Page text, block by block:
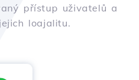
přístup uživatelů a
loajalitu.